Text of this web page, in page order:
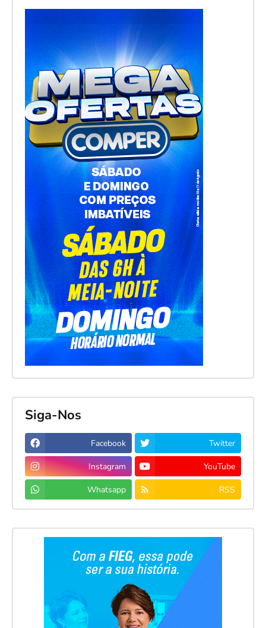
Siga-Nos
Facebook Twitter
Instagram YouTube
Whatsapp RSS